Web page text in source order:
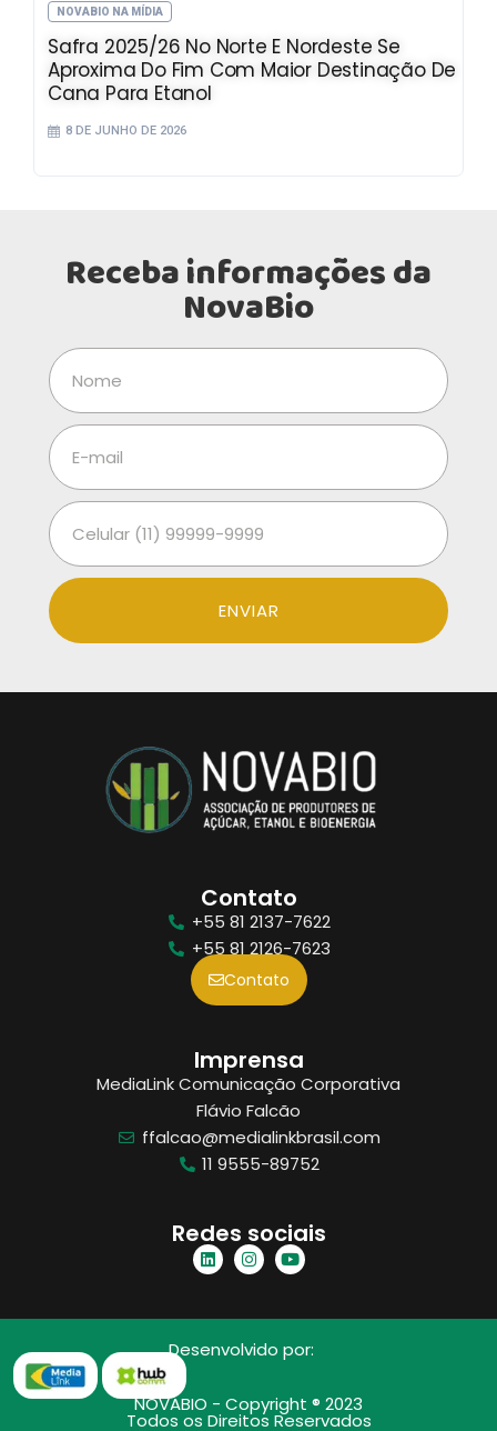
NOVABIO NA MÍDIA
Safra 2025/26 No Norte E Nordeste Se
Aproxima Do Fim Com Maior Destinação De
Cana Para Etanol
8 DE JUNHO DE 2026
Receba informações da
NovaBio
ENVIAR
Contato
+55 81 2137-7622
+55 81 2126-7623
Contato
Imprensa
MediaLink Comunicação Corporativa
Flávio Falcão
ffalcao@medialinkbrasil.com
11 9555-89752
Redes sociais
Desenvolvido por:
NOVABIO - Copyright ® 2023
Todos os Direitos Reservados